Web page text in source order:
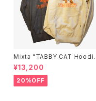
Mixta "TABBY CAT Hoodi
e"
¥13,200
20%OFF